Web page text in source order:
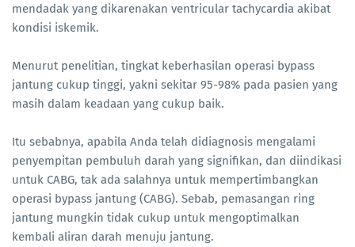
mendadak yang dikarenakan ventricular tachycardia akibat
kondisi iskemik.
Menurut penelitian, tingkat keberhasilan operasi bypass
jantung cukup tinggi, yakni sekitar 95-98% pada pasien yang
masih dalam keadaan yang cukup baik.
Itu sebabnya, apabila Anda telah didiagnosis mengalami
penyempitan pembuluh darah yang signifikan, dan diindikasi
untuk CABG, tak ada salahnya untuk mempertimbangkan
operasi bypass jantung (CABG). Sebab, pemasangan ring
jantung mungkin tidak cukup untuk mengoptimalkan
kembali aliran darah menuju jantung.